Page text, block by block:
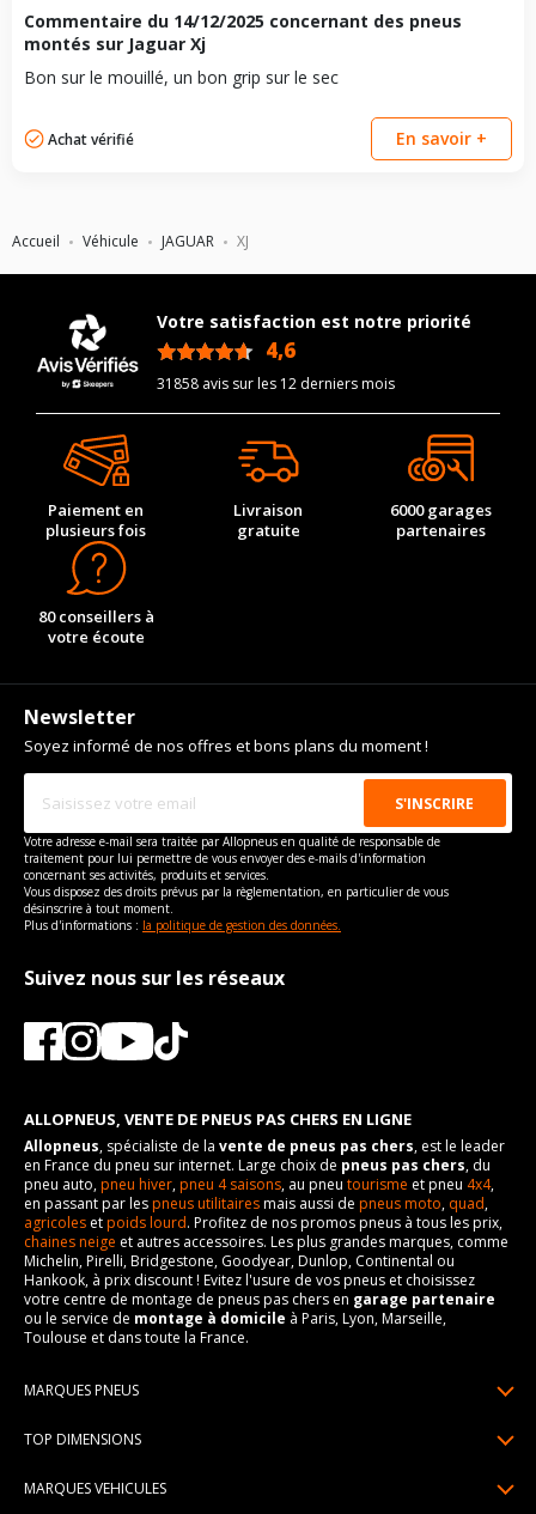
Accueil Véhicule JAGUAR XJ
Commentaire du 14/12/2025 concernant des pneus
montés sur Jaguar Xj
Bon sur le mouillé, un bon grip sur le sec
Achat vérifié En savoir +
Votre satisfaction est notre priorité
4,6
31858 avis sur les 12 derniers mois
Paiement en
plusieurs fois
Livraison
gratuite
6000 garages
partenaires
80 conseillers à
votre écoute
Newsletter
Soyez informé de nos offres et bons plans du moment !
Votre adresse e-mail sera traitée par Allopneus en qualité de responsable de
traitement pour lui permettre de vous envoyer des e-mails d'information
concernant ses activités, produits et services.
Vous disposez des droits prévus par la règlementation, en particulier de vous
désinscrire à tout moment.
Plus d'informations : la politique de gestion des données.
Suivez nous sur les réseaux
ALLOPNEUS, VENTE DE PNEUS PAS CHERS EN LIGNE
Allopneus, spécialiste de la vente de pneus pas chers, est le leader
en France du pneu sur internet. Large choix de pneus pas chers, du
pneu auto,pneu hiver,pneu 4 saisons, au pneu tourisme et pneu 4x4,
en passant par lespneus utilitairesmais aussi de pneus moto, quad,
agricoles etpoids lourd. Profitez de nos promos pneus à tous les prix,
chaines neige et autres accessoires. Les plus grandes marques, comme
Michelin, Pirelli, Bridgestone, Goodyear, Dunlop, Continental ou
Hankook, à prix discount ! Evitez l'usure de vos pneus et choisissez
votre centre de montage de pneus pas chers en garage partenaire
ou le service de montage à domicile à Paris, Lyon, Marseille,
Toulouse et dans toute la France.
MARQUES PNEUS
Pneus Continental
TOP DIMENSIONS
MARQUES VEHICULES